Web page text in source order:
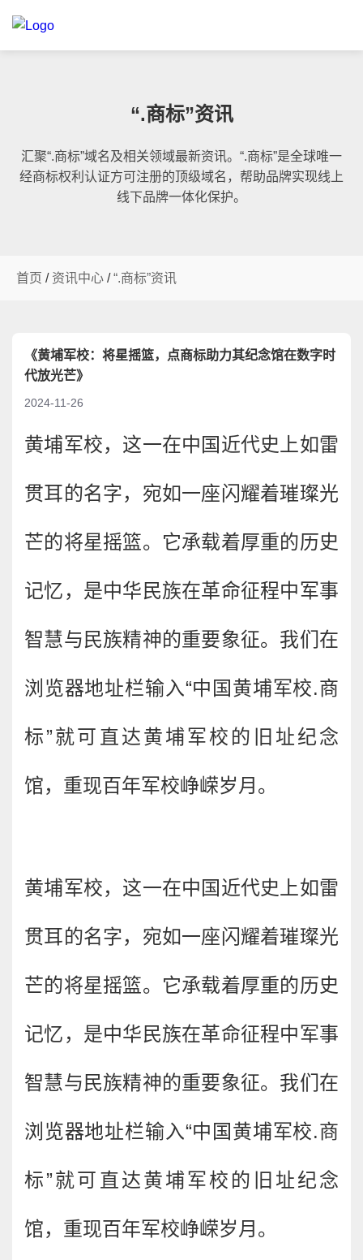
“.商标”资讯
汇聚“.商标”域名及相关领域最新资讯。“.商标”是全球唯一
经商标权利认证方可注册的顶级域名，帮助品牌实现线上
线下品牌一体化保护。
首页 / 资讯中心 /“.商标”资讯
《黄埔军校：将星摇篮，点商标助力其纪念馆在数字时
代放光芒》
2024-11-26
黄埔军校，这一在中国近代史上如雷
贯耳的名字，宛如一座闪耀着璀璨光
芒的将星摇篮。它承载着厚重的历史
记忆，是中华民族在革命征程中军事
智慧与民族精神的重要象征。我们在
浏览器地址栏输入“中国黄埔军校.商
标”就可直达黄埔军校的旧址纪念
馆，重现百年军校峥嵘岁月。
黄埔军校，这一在中国近代史上如雷
贯耳的名字，宛如一座闪耀着璀璨光
芒的将星摇篮。它承载着厚重的历史
记忆，是中华民族在革命征程中军事
智慧与民族精神的重要象征。我们在
浏览器地址栏输入“中国黄埔军校.商
标”就可直达黄埔军校的旧址纪念
馆，重现百年军校峥嵘岁月。